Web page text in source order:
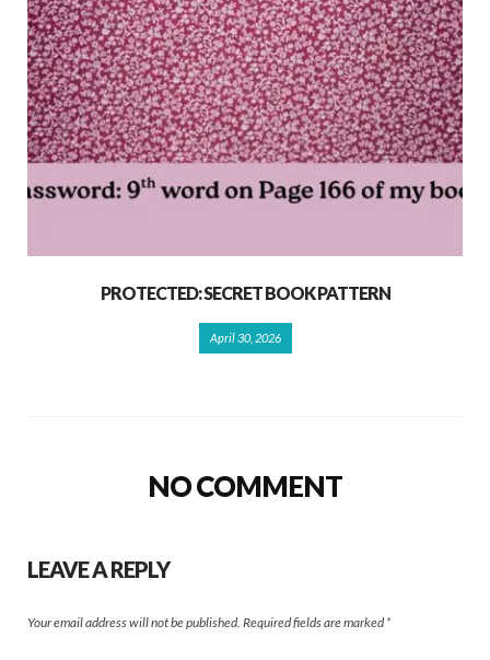
PROTECTED: SECRET BOOK PATTERN
April 30, 2026
NO COMMENT
LEAVE A REPLY
Your email address will not be published. Required fields are marked *